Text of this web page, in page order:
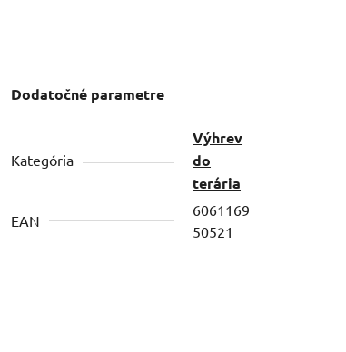
Dodatočné parametre
Kategória
Výhrev
do
terária
EAN
6061169
50521